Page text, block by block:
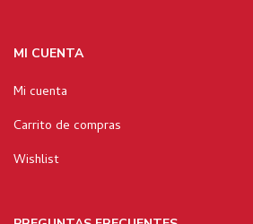
MI CUENTA
Mi cuenta
Carrito de compras
Wishlist